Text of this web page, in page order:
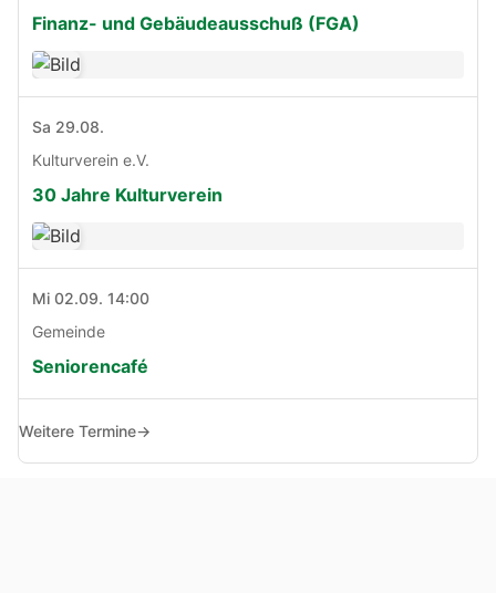
Finanz- und Gebäudeausschuß (FGA)
Sa 29.08.
Kulturverein e.V.
30 Jahre Kulturverein
Mi 02.09. 14:00
Gemeinde
Seniorencafé
Weitere Termine→